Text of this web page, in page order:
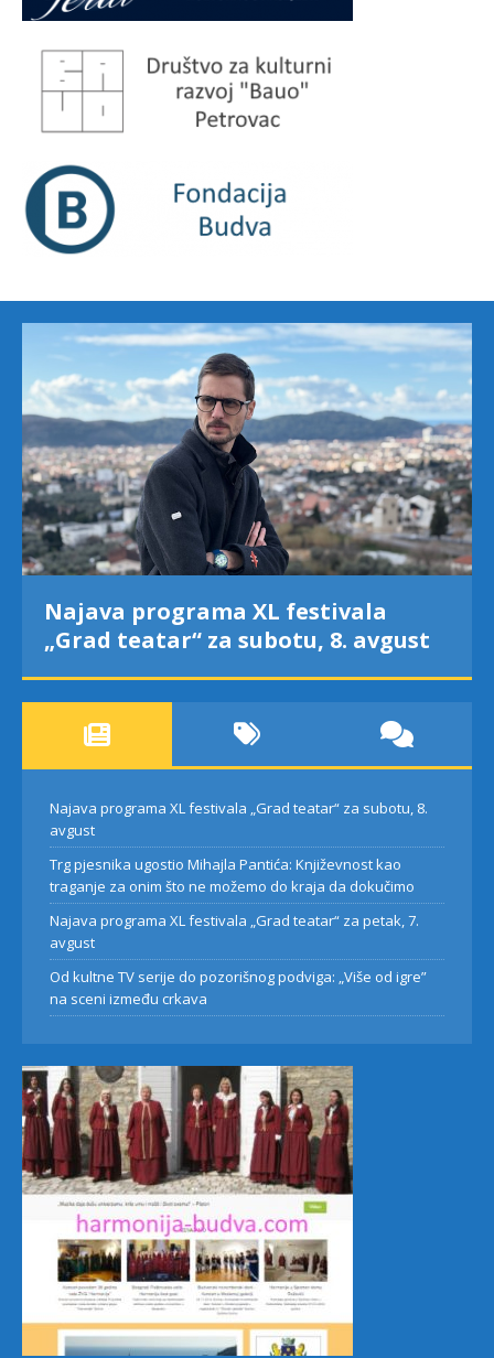
Najava programa XL festivala
„Grad teatar“ za subotu, 8. avgust
Najava programa XL festivala „Grad teatar“ za subotu, 8.
avgust
Trg pjesnika ugostio Mihajla Pantića: Književnost kao
traganje za onim što ne možemo do kraja da dokučimo
Najava programa XL festivala „Grad teatar“ za petak, 7.
avgust
Od kultne TV serije do pozorišnog podviga: „Više od igre”
na sceni između crkava